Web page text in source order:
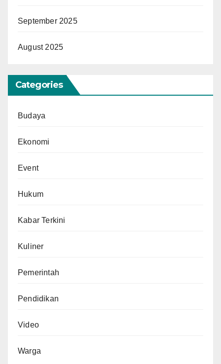
September 2025
August 2025
Categories
Budaya
Ekonomi
Event
Hukum
Kabar Terkini
Kuliner
Pemerintah
Pendidikan
Video
Warga